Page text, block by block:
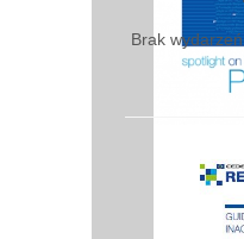
Brak wydarzeń